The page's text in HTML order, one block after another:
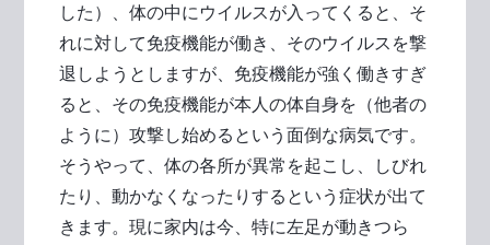
した）、体の中にウイルスが入ってくると、そ
れに対して免疫機能が働き、そのウイルスを撃
退しようとしますが、免疫機能が強く働きすぎ
ると、その免疫機能が本人の体自身を（他者の
ように）攻撃し始めるという面倒な病気です。
そうやって、体の各所が異常を起こし、しびれ
たり、動かなくなったりするという症状が出て
きます。現に家内は今、特に左足が動きつら